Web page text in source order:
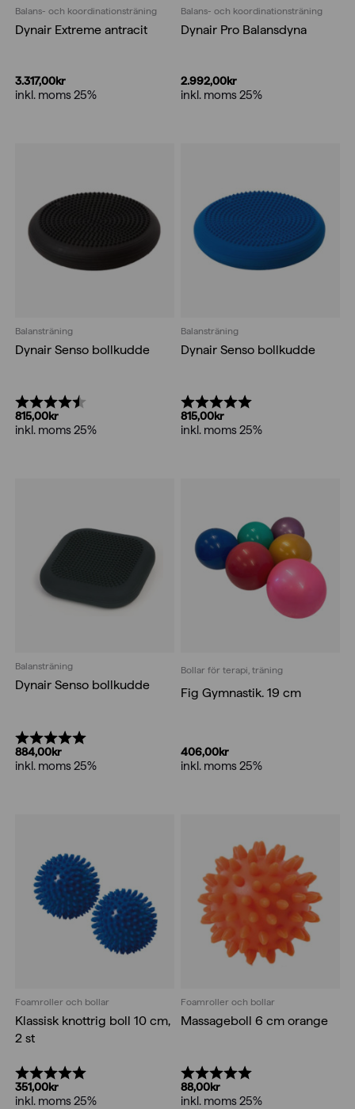
Balans- och koordinationsträning
Dynair Extreme antracit
3.317,00kr
inkl. moms 25%
Balans- och koordinationsträning
Dynair Pro Balansdyna
2.992,00kr
inkl. moms 25%
Balansträning
Dynair Senso bollkudde
Betyg:
815,00kr
inkl. moms 25%
Balansträning
Dynair Senso bollkudde
Betyg:
815,00kr
inkl. moms 25%
Balansträning
Dynair Senso bollkudde
Betyg:
884,00kr
inkl. moms 25%
Bollar för terapi, träning
Fig Gymnastik. 19 cm
406,00kr
inkl. moms 25%
Foamroller och bollar
Klassisk knottrig boll 10 cm,
2 st
Betyg:
351,00kr
inkl. moms 25%
Foamroller och bollar
Massageboll 6 cm orange
Betyg:
88,00kr
inkl. moms 25%